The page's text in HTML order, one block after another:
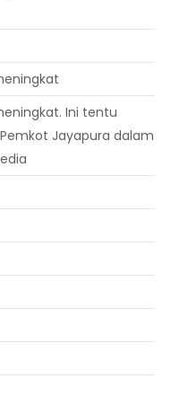
Ini tentu
Jayapura dalam